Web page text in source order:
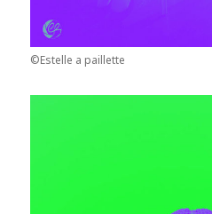
©Estelle a paillette